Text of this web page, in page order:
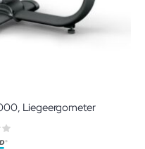
Liegeergometer